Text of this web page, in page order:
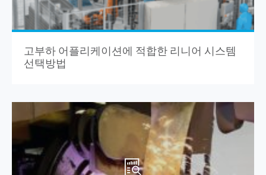
고부하 어플리케이션에 적합한 리니어 시스템
선택방법